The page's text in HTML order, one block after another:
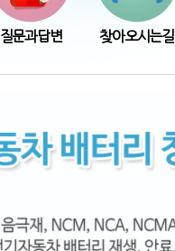
질문과답변 찾아오시는길